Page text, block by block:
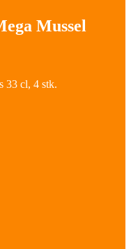
Mussel
33 cl, 4 stk.